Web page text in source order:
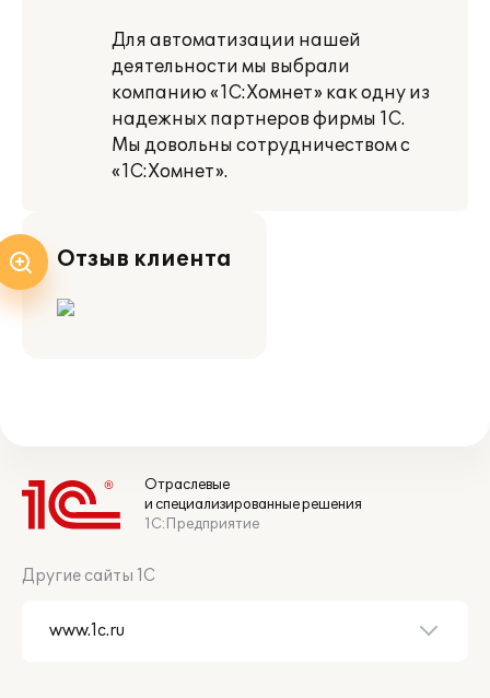
Для автоматизации нашей
деятельности мы выбрали
компанию «1С:Хомнет» как одну из
надежных партнеров фирмы 1С.
Мы довольны сотрудничеством с
«1С:Хомнет».
Отзыв клиента
Отраслевые
и специализированные решения
1С:Предприятие
Другие сайты 1С